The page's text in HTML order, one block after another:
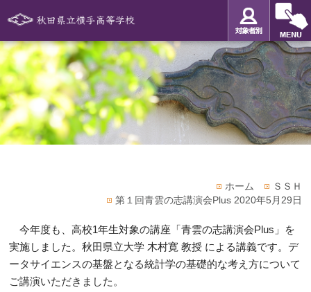
ホーム
ＳＳＨ
第１回青雲の志講演会Plus 2020年5月29日
今年度も、高校1年生対象の講座「青雲の志講演会Plus」を
実施しました。秋田県立大学 木村寛 教授 による講義です。デ
ータサイエンスの基盤となる統計学の基礎的な考え方について
ご講演いただきました。